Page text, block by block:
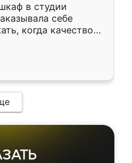
в студии
себе
когда качеством
кухня уже почти